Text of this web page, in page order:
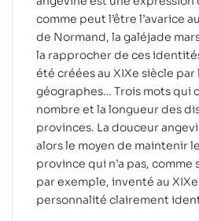
comme peut l’être l’avarice
de Normand, la galéjade
la rapprocher de ces
été créées au XIXe siècle par
géographes… Trois mots qui
nombre et la longueur des
provinces. La douceur
alors le moyen de maintenir
province qui n’a pas,
par exemple, inventé au
personnalité clairement